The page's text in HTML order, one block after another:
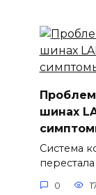
шинах
Система
0